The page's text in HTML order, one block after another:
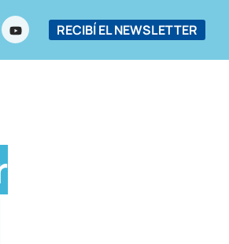
RECIBÍ EL NEWSLETTER